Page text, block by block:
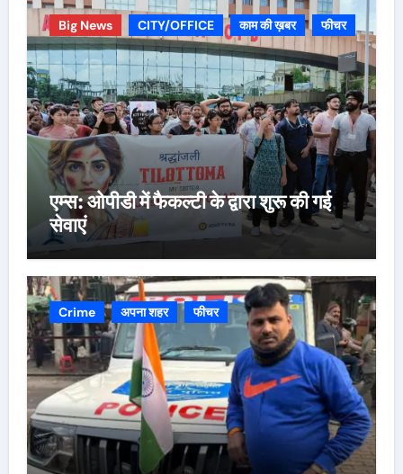
Big News CITY/OFFICE काम की ख़बर फीचर
एम्स: ओपीडी में फैकल्टी के द्वारा शुरू की गई
सेवाएं
Crime अपना शहर फीचर